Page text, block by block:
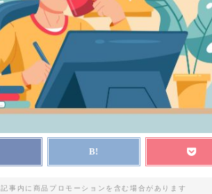
記事内に商品プロモーションを含む場合があります